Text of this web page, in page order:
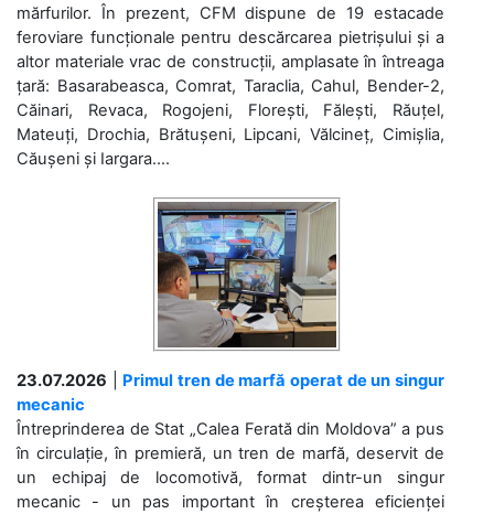
mărfurilor. În prezent, CFM dispune de 19 estacade
feroviare funcționale pentru descărcarea pietrișului și a
altor materiale vrac de construcții, amplasate în întreaga
țară: Basarabeasca, Comrat, Taraclia, Cahul, Bender-2,
Căinari, Revaca, Rogojeni, Florești, Fălești, Răuțel,
Mateuți, Drochia, Brătușeni, Lipcani, Vălcineț, Cimișlia,
Căușeni și Iargara....
23.07.2026
Primul tren de marfă operat de un singur
mecanic
Întreprinderea de Stat „Calea Ferată din Moldova” a pus
în circulație, în premieră, un tren de marfă, deservit de
un echipaj de locomotivă, format dintr-un singur
mecanic - un pas important în creșterea eficienței